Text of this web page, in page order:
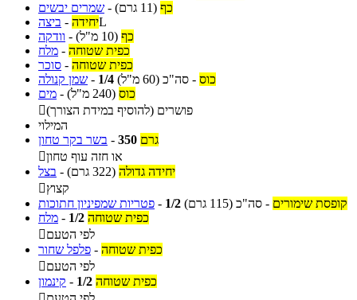
שמרים יבשים - כף (11 גרם)
ביצה - יחידהL
וודקה - כף (10 מ"ל)
מלח - כפית שטוחה
סוכר - כפית שטוחה
שמן קנולה - 1/4 כוס - סה"כ (60 מ"ל)
מים - כוס (240 מ"ל)
פושרים (להוסיף במידת הצורך)
המילוי
בשר בקר טחון - 350 גרם
או חזה עוף טחון
בצל - יחידה גדולה (322 גרם)
קצוץ
פטריות שמפיניון חתוכות - 1/2 קופסת שימורים - סה"כ (115 גרם)
מלח - 1/2 כפית שטוחה
לפי הטעם
פלפל שחור - כפית שטוחה
לפי הטעם
קינמון - 1/2 כפית שטוחה